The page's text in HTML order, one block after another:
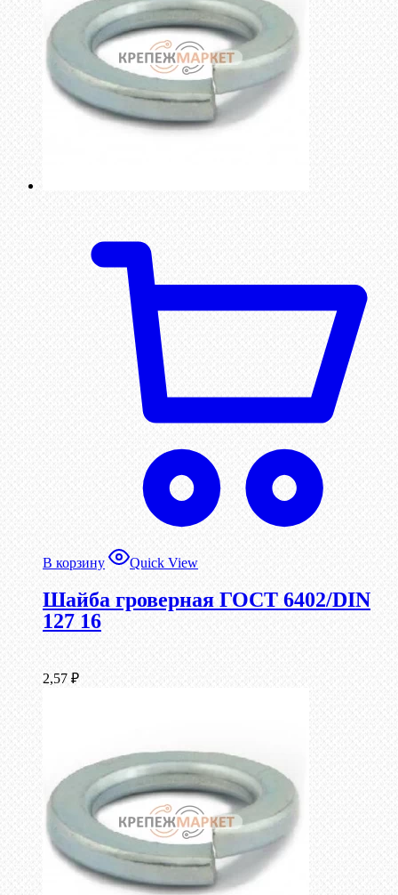
В корзину Quick View
Шайба гроверная ГОСТ 6402/DIN
127 16
2,57 ₽